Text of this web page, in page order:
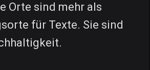
Orte sind mehr als
für Texte. Sie sind